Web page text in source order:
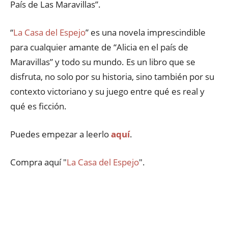
País de Las Maravillas”.
“La Casa del Espejo” es una novela imprescindible
para cualquier amante de “Alicia en el país de
Maravillas” y todo su mundo. Es un libro que se
disfruta, no solo por su historia, sino también por su
contexto victoriano y su juego entre qué es real y
qué es ficción.
Puedes empezar a leerloaquí.
Compra aquí "La Casa del Espejo".